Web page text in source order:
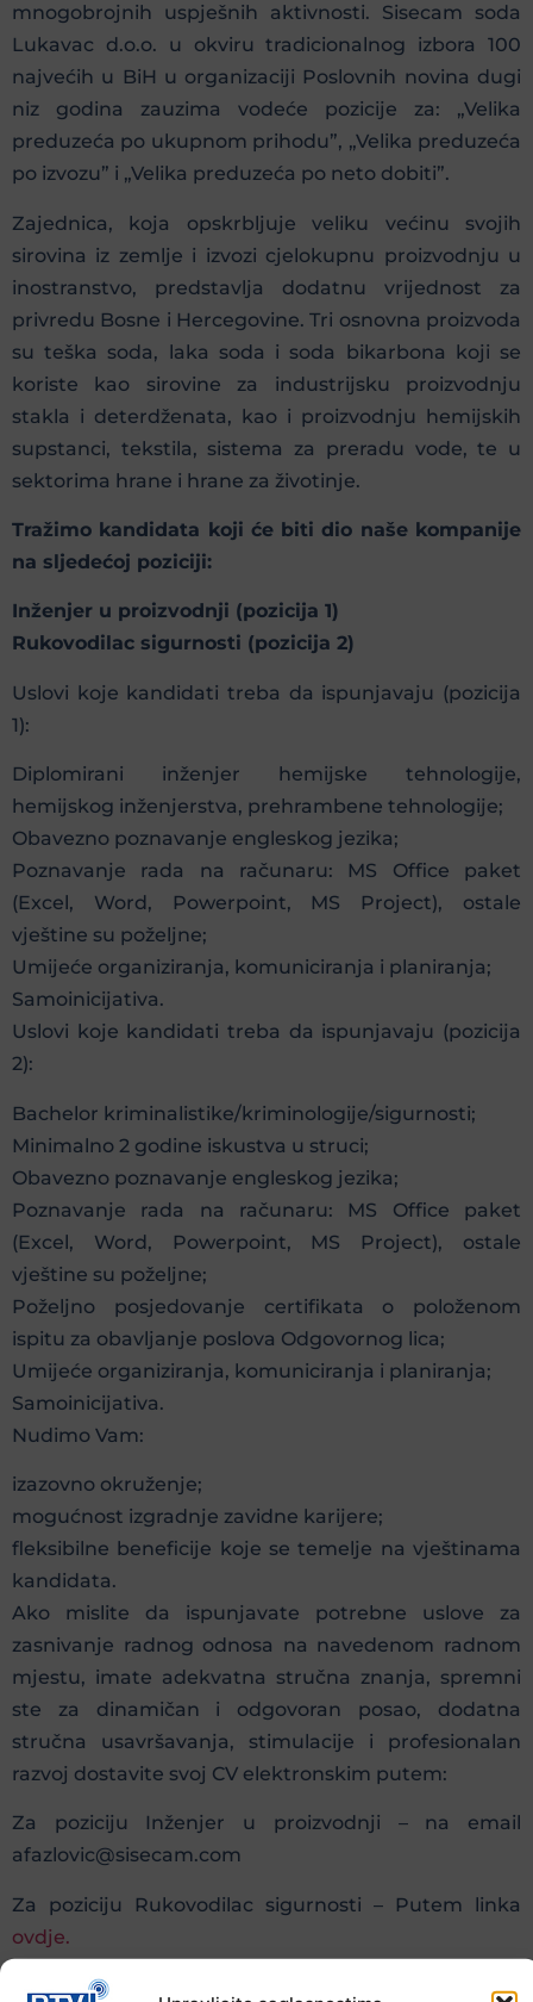
mnogobrojnih uspješnih aktivnosti. Sisecam soda
Lukavac d.o.o. u okviru tradicionalnog izbora 100
najvećih u BiH u organizaciji Poslovnih novina dugi
niz godina zauzima vodeće pozicije za: „Velika
preduzeća po ukupnom prihodu”, „Velika preduzeća
po izvozu” i „Velika preduzeća po neto dobiti”.
Zajednica, koja opskrbljuje veliku većinu svojih
sirovina iz zemlje i izvozi cjelokupnu proizvodnju u
inostranstvo, predstavlja dodatnu vrijednost za
privredu Bosne i Hercegovine. Tri osnovna proizvoda
su teška soda, laka soda i soda bikarbona koji se
koriste kao sirovine za industrijsku proizvodnju
stakla i deterdženata, kao i proizvodnju hemijskih
supstanci, tekstila, sistema za preradu vode, te u
sektorima hrane i hrane za životinje.
Tražimo kandidata koji će biti dio naše kompanije
na sljedećoj poziciji:
Inženjer u proizvodnji (pozicija 1)
Rukovodilac sigurnosti (pozicija 2)
Uslovi koje kandidati treba da ispunjavaju (pozicija
1):
Diplomirani inženjer hemijske tehnologije,
hemijskog inženjerstva, prehrambene tehnologije;
Obavezno poznavanje engleskog jezika;
Poznavanje rada na računaru: MS Office paket
(Excel, Word, Powerpoint, MS Project), ostale
vještine su poželjne;
Umijeće organiziranja, komuniciranja i planiranja;
Samoinicijativa.
Uslovi koje kandidati treba da ispunjavaju (pozicija
2):
Bachelor kriminalistike/kriminologije/sigurnosti;
Minimalno 2 godine iskustva u struci;
Obavezno poznavanje engleskog jezika;
Poznavanje rada na računaru: MS Office paket
(Excel, Word, Powerpoint, MS Project), ostale
vještine su poželjne;
Poželjno posjedovanje certifikata o položenom
ispitu za obavljanje poslova Odgovornog lica;
Umijeće organiziranja, komuniciranja i planiranja;
Samoinicijativa.
Nudimo Vam:
izazovno okruženje;
mogućnost izgradnje zavidne karijere;
fleksibilne beneficije koje se temelje na vještinama
kandidata.
Ako mislite da ispunjavate potrebne uslove za
zasnivanje radnog odnosa na navedenom radnom
mjestu, imate adekvatna stručna znanja, spremni
ste za dinamičan i odgovoran posao, dodatna
stručna usavršavanja, stimulacije i profesionalan
razvoj dostavite svoj CV elektronskim putem:
Za poziciju Inženjer u proizvodnji – na email
afazlovic@sisecam.com
Za poziciju Rukovodilac sigurnosti – Putem linka
ovdje.
Vaše prijave možete dostaviti i poštom na: